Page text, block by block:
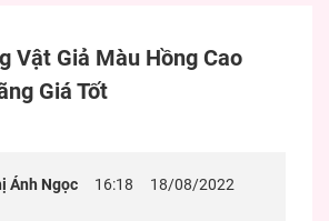
Vật Giả Màu Hồng Cao
Giá Tốt
Ánh Ngọc 16:18 18/08/2022